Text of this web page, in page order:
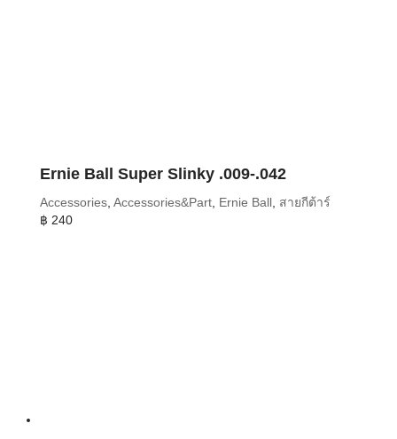
Ernie Ball Super Slinky .009-.042
Accessories, Accessories&Part, Ernie Ball, สายกีต้าร์
฿ 240